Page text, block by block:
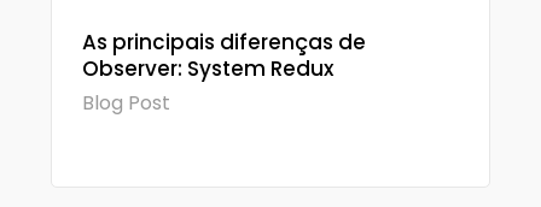
As principais diferenças de
Observer: System Redux
Blog Post